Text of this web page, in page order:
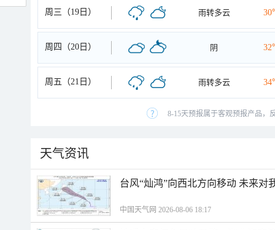
周三（19日） 雨转多云
周四（20日） 阴
周五（21日） 雨转多云
8-15天预报属于客观预报产品，
天气资讯
台风“灿鸿”向西北方向移动 未来对
中国天气网 2026-08-06 18:17